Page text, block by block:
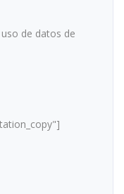
de datos de